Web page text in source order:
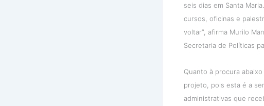
seis dias em Santa
cursos, oficinas e
voltar”, afirma Murilo
Secretaria de Políticas
Quanto à procura
projeto, pois esta é a
administrativas que